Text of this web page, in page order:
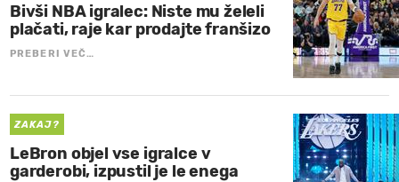
Bivši NBA igralec: Niste mu želeli
plačati, raje kar prodajte franšizo
PREBERI VEČ…
ZAKAJ?
LeBron objel vse igralce v
garderobi, izpustil je le enega